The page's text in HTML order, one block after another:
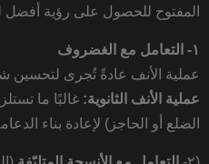
المفتوح للحصول على رؤية أفضل
١- التعامل مع الغضروف
عملية الأنف عادةً تُجرى
عملية الأنف الثانوية: غالبًا ما
الضلع أو الحاجز) لإعادة بناء